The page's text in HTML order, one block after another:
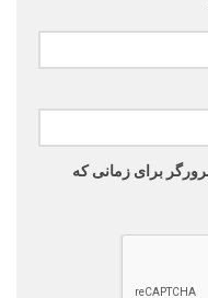
برای زمانی که